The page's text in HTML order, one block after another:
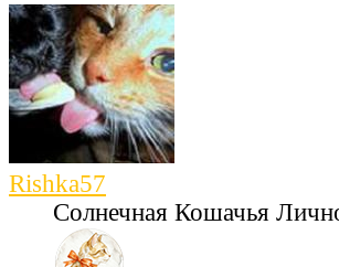
Rishka57
Солнечная Кошачья